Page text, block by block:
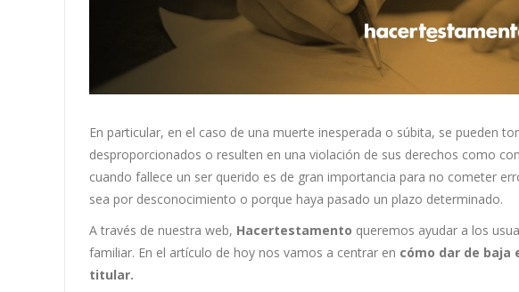
En particular, en el caso de una muerte inesperada o súbita, se pueden
desproporcionados o resulten en una violación de sus derechos como
cuando fallece un ser querido es de gran importancia para no cometer
sea por desconocimiento o porque haya pasado un plazo determinado.
A través de nuestra web, Hacertestamento queremos ayudar a los
familiar. En el artículo de hoy nos vamos a centrar en cómo dar de
titular.